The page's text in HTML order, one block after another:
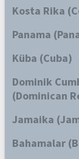
Kosta Rika
Panama
Küba (Cuba)
Dominik
(Dominican
Jamaika
Bahamalar